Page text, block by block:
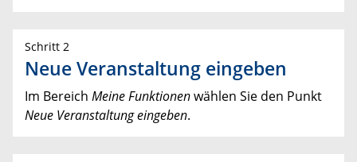
Schritt 2
Neue Veranstaltung eingeben
Im Bereich Meine Funktionenwählen Sie den Punkt
Neue Veranstaltung eingeben.